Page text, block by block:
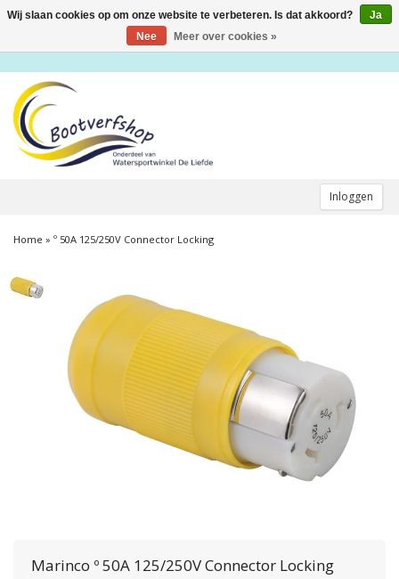
Inloggen
Toggle
Home » º 50A 125/250V Connector Locking
Marinco º 50A 125/250V Connector Locking
Wij slaan cookies op om onze website te verbeteren. Is dat akkoord?
Ja
Nee
Meer over cookies »